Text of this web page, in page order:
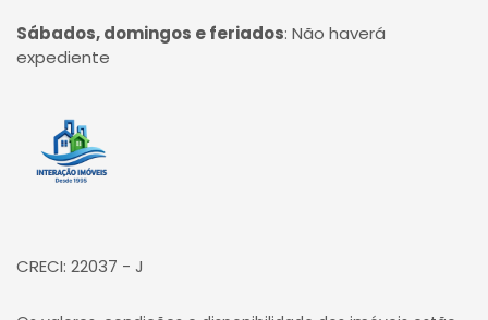
Sábados, domingos e feriados: Não haverá
expediente
Página inicial
CRECI: 22037 - J